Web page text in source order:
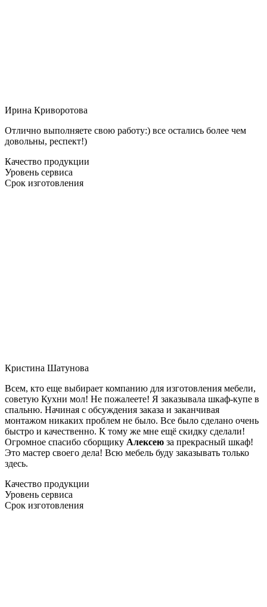
Ирина Криворотова
Отлично выполняете свою работу:) все остались более чем
довольны, респект!)
Качество продукции
Уровень сервиса
Срок изготовления
Кристина Шатунова
Всем, кто еще выбирает компанию для изготовления мебели,
советую Кухни мол! Не пожалеете! Я заказывала шкаф-купе в
спальню. Начиная с обсуждения заказа и заканчивая
монтажом никаких проблем не было. Все было сделано очень
быстро и качественно. К тому же мне ещё скидку сделали!
Огромное спасибо сборщику Алексею за прекрасный шкаф!
Это мастер своего дела! Всю мебель буду заказывать только
здесь.
Качество продукции
Уровень сервиса
Срок изготовления